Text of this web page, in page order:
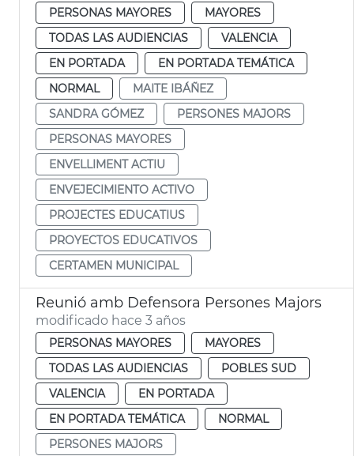
PERSONAS MAYORES
MAYORES
TODAS LAS AUDIENCIAS
VALENCIA
EN PORTADA
EN PORTADA TEMÁTICA
NORMAL
MAITE IBÁÑEZ
SANDRA GÓMEZ
PERSONES MAJORS
PERSONAS MAYORES
ENVELLIMENT ACTIU
ENVEJECIMIENTO ACTIVO
PROJECTES EDUCATIUS
PROYECTOS EDUCATIVOS
CERTAMEN MUNICIPAL
Reunió amb Defensora Persones Majors
modificado hace 3 años
PERSONAS MAYORES
MAYORES
TODAS LAS AUDIENCIAS
POBLES SUD
VALENCIA
EN PORTADA
EN PORTADA TEMÁTICA
NORMAL
PERSONES MAJORS